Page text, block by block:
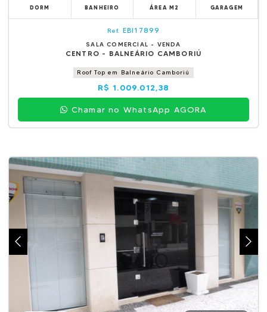
DORM BANHEIRO ÁREA M2 GARAGEM
Ref. EBI17899
SALA COMERCIAL - VENDA
CENTRO - BALNEÁRIO CAMBORIÚ
Roof Top em Balneário Camboriú
R$ 1.009.012,38
Chamar no WhatsApp AGORA